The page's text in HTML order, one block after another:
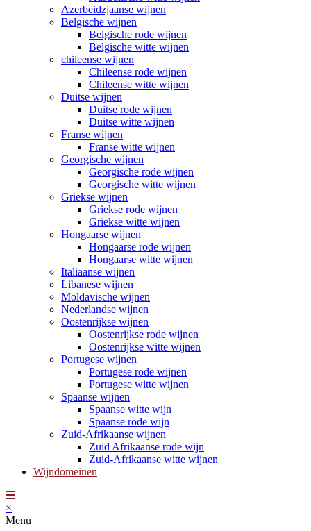
Azerbeidzjaanse wijnen
Belgische wijnen
Belgische rode wijnen
Belgische witte wijnen
chileense wijnen
Chileense rode wijnen
Chileense witte wijnen
Duitse wijnen
Duitse rode wijnen
Duitse witte wijnen
Franse wijnen
Franse witte wijnen
Georgische wijnen
Georgische rode wijnen
Georgische witte wijnen
Griekse wijnen
Griekse rode wijnen
Griekse witte wijnen
Hongaarse wijnen
Hongaarse rode wijnen
Hongaarse witte wijnen
Italiaanse wijnen
Libanese wijnen
Moldavische wijnen
Nederlandse wijnen
Oostenrijkse wijnen
Oostenrijkse rode wijnen
Oostenrijkse witte wijnen
Portugese wijnen
Portugese rode wijnen
Portugese witte wijnen
Spaanse wijnen
Spaanse witte wijn
Spaanse rode wijn
Zuid-Afrikaanse wijnen
Zuid Afrikaanse rode wijn
Zuid-Afrikaanse witte wijnen
Wijndomeinen
×
Menu